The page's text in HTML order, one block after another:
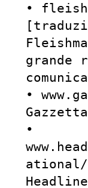
•
grande
•
•